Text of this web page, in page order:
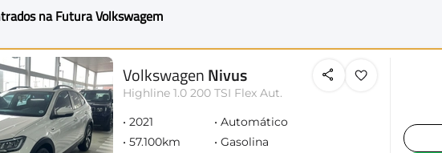
na Futura Volkswagem
VolkswagenNivus
Highline 1.0 200 TSI Flex Aut.
2021
Automático
57.100km
Gasolina